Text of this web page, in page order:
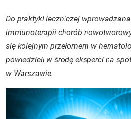
Do praktyki leczniczej
immunoterapii chorób
się kolejnym przełomem w
powiedzieli w środę eksperci na
w Warszawie.